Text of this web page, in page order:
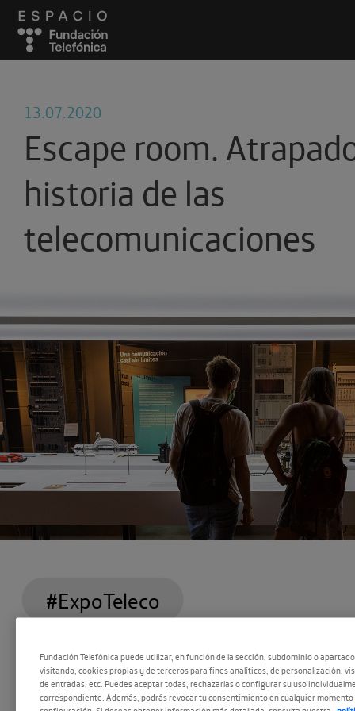
13.07.2020
Escape room.
historia de las
telecomunicaciones
#ExpoTeleco
El tiempo pasa volando cuando uno está
exposición y se deja llevar por la historia (o
Fundación Telefónica puede utilizar, en función de la sección, subdominio o
visitando, cookies propias y de terceros para fines analíticos, de personalización,
de entradas, etc. Puedes aceptar todas, rechazarlas o configurar su uso
correspondiente. Además, podrás revocar tu consentimiento en cualquier momento